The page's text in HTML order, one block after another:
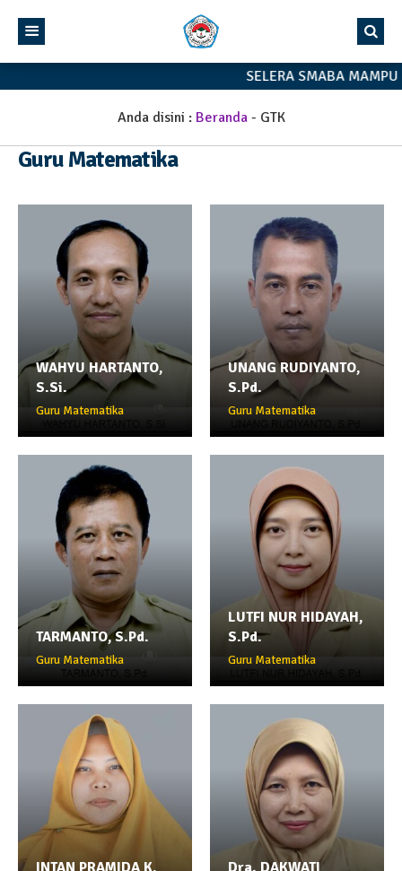
SELERA SMABA MAMPU
Anda disini : Beranda- GTK
Guru Matematika
WAHYU HARTANTO,
S.Si.
Guru Matematika
UNANG RUDIYANTO,
S.Pd.
Guru Matematika
TARMANTO, S.Pd.
Guru Matematika
LUTFI NUR HIDAYAH,
S.Pd.
Guru Matematika
INTAN PRAMIDA K,
Dra. DAKWATI